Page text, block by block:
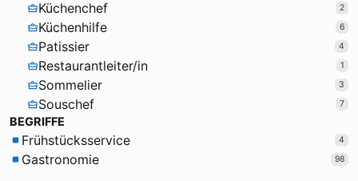
Küchenchef 2
Küchenhilfe 6
Patissier 4
Restaurantleiter/in 1
Sommelier 3
Souschef 7
BEGRIFFE
Frühstücksservice 4
Gastronomie 98